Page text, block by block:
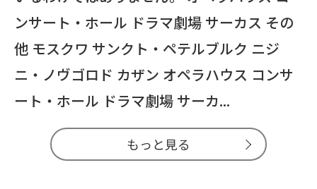
ンサート・ホール ドラマ劇場 サーカス その
他 モスクワ サンクト・ペテルブルク ニジ
ニ・ノヴゴロド カザン オペラハウス コンサ
ート・ホール ドラマ劇場 サーカ...
もっと見る